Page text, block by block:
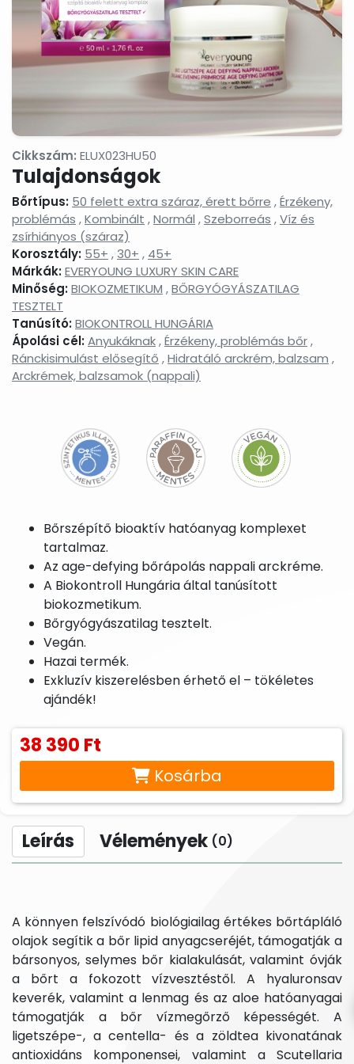
termékek
Masszázsolajok,
masszázsgélek
és
dekoltázs
ápolók
Peelingek,
Arctisztítás,
arctej,
gél,
sminklemosó,
micellás
víz
Sampon
és
hajbalzsam,
Szemkörnyékápolók,
szemránckrémek,
szempilla
Szérumok,
arcápoló
hatóanyagtestápoló
Tonikok,
Tusfürdők,
szappanhabok,
fürdőkrémek
Babáknak
Cikkszám: ELUX023HU50
Tulajdonságok
Bőrtípus: 50 felett extra száraz, érett bőrre ,Érzékeny,
problémás ,Kombinált ,Normál ,Szeborreás ,Víz és
zsírhiányos (száraz)
Korosztály: 55+ ,30+ , 45+
Márkák:EVERYOUNG LUXURY SKIN CARE
Minőség:BIOKOZMETIKUM ,BŐRGYÓGYÁSZATILAG
TESZTELT
Tanúsító:BIOKONTROLL HUNGÁRIA
Ápolási cél:Anyukáknak,Érzékeny, problémás bőr,
Ránckisimulást elősegítő ,Hidratáló arckrém, balzsam ,
Arckrémek, balzsamok (nappali)
38 390 Ft
Kosárba
Bőrszépítő bioaktív hatóanyag komplexet
tartalmaz.
Az age-defying bőrápolás nappali arckréme.
A Biokontroll Hungária által tanúsított
biokozmetikum.
Bőrgyógyászatilag tesztelt.
Vegán.
Hazai termék.
Exkluzív kiszerelésben érhető el – tökéletes
ajándék!
Leírás Vélemények (0)
A könnyen felszívódó biológiailag értékes bőrtápláló
olajok segítik a bőr lipid anyagcseréjét, támogatják a
bársonyos, selymes bőr kialakulását, valamint óvják
a bőrt a fokozott vízvesztéstől. A hyaluronsav
keverék, valamint a lenmag és az aloe hatóanyagai
támogatják a bőr vízmegőrző képességét. A
ligetszépe-, a centella- és a zöldtea kivonatának
antioxidáns komponensei, valamint a Scutellaria